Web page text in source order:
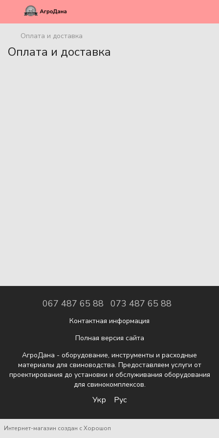
Оплата и доставка
Оплата и доставка
067 487 65 88 073 487 65 88
Контактная информация
Полная версия сайта
АгроДана - оборудование, инструменты и расходные
материалы для свиноводства. Предоставляем услуги от
проектирования до установки и обслуживания оборудования
для свинокомплексов.
Укр Рус
Интернет-магазин создан с Хорошоп